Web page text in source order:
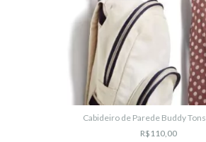
Cabideiro de Parede Buddy
R$110,00